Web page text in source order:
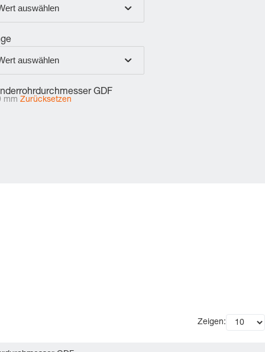
auswählen
auswählen
GDF
mmZurücksetzen
Zeigen: